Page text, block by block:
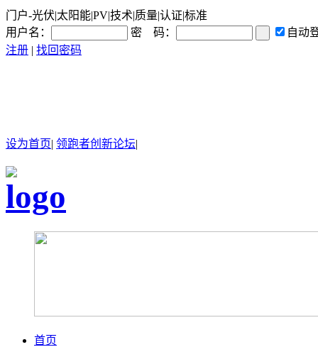
门户-光伏|太阳能|PV|技术|质量|认证|标准
用户名：
密 码：
自动
注册 | 找回密码
设为首页| 领跑者创新论坛|
首页